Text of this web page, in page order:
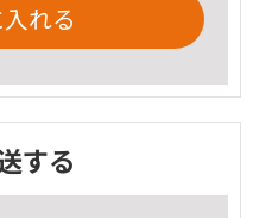
れる
する